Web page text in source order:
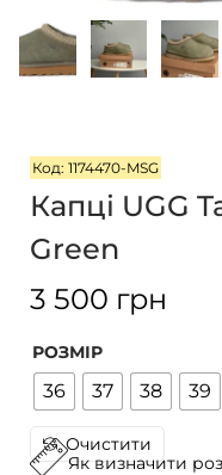
Код: 1174470-MSG
Капці UGG
Green
3 500 грн
РОЗМІР
36 37 38 39
Очистити
Як визначити